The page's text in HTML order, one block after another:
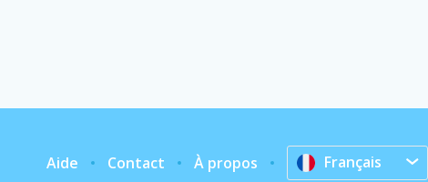
Aide Contact À propos Français